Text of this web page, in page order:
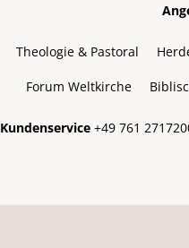
Theologie & Pastoral
Forum Weltkirche
Kundenservice +49 761